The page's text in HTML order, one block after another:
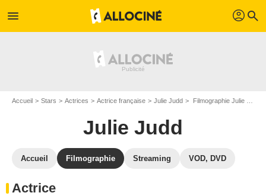
menu profil search
Accueil Stars Actrices Actrice française Julie Judd Filmographie Julie Judd
Julie Judd
Accueil Filmographie Streaming VOD, DVD
Actrice